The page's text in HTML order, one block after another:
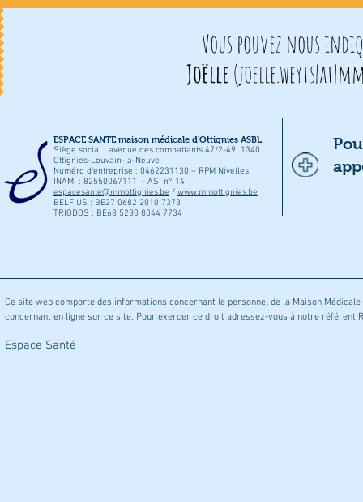
Vous pouvez nous
Joëlle (
ESPACE SANTE maison médicale d'Ottignies ASBL
Siège social : avenue des combattants 47/2-49 1340
Ottignies-Louvain-la-Neuve
Numéro d’entreprise : 0462231130 – RPM Nivelles
INAMI : 82550067111 - ASI n° 14
espacesante@mmottignies.be / www.mmottignies.be
BELFIUS : BE27 0682 2010 7373
TRIODOS : BE68 5230 8044 7734
Ce site web comporte des informations concernant le personnel de la Maison
concernant en ligne sur ce site. Pour exercer ce droit adressez-vous à notre référent
Espace Santé